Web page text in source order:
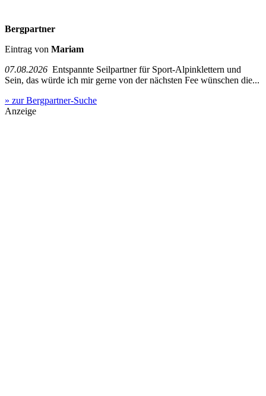
Bergpartner
Eintrag von Mariam
07.08.2026 Entspannte Seilpartner für Sport-Alpinklettern und
Sein, das würde ich mir gerne von der nächsten Fee wünschen die...
» zur Bergpartner-Suche
Anzeige